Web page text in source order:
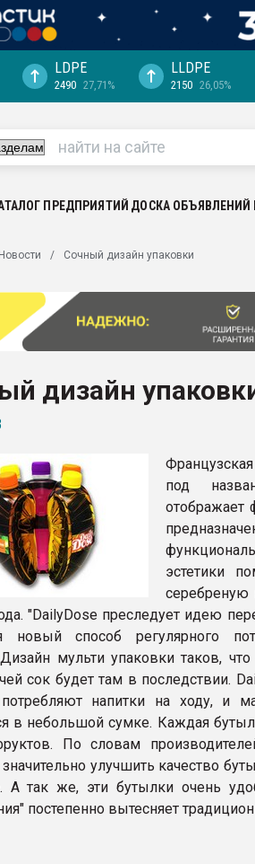
довольна
ПЭТ
пуансона для
пластика
цвет
Продажа,
ФОРУМ
LDPE
2490 27,71%
LLDPE
2150 26,05%
ПРЕДПРИЯТИЙ ДОСКА ОБЪЯВЛЕНИЙ
Новости Сочный дизайн упаковки
дизайн
под
отображает
эстетики
серебреную
"DailyDose преследует идею
новый способ регулярного
мульти упаковки таков,
сок будет там в последствии.
напитки на ходу, и
в небольшой сумке. Каждая
По словам
улучшить качество
А так же, эти бутылки очень
постепенно вытесняет